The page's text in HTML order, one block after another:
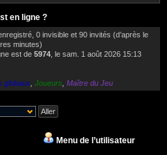
en ligne ?
0 invisible et 90 invités (d’après le
minutes)
est de 5974 , le sam. 1 août 2026 15:13
globaux Joueurs Maître du Jeu
Menu de l’utilisateur